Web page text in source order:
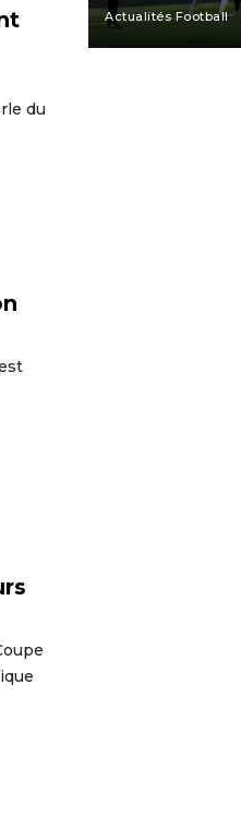
du
Actualités Football